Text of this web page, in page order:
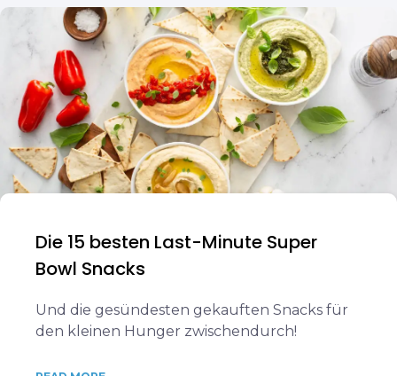
Die 15 besten Last-Minute Super
Bowl Snacks
Und die gesündesten gekauften Snacks für
den kleinen Hunger zwischendurch!